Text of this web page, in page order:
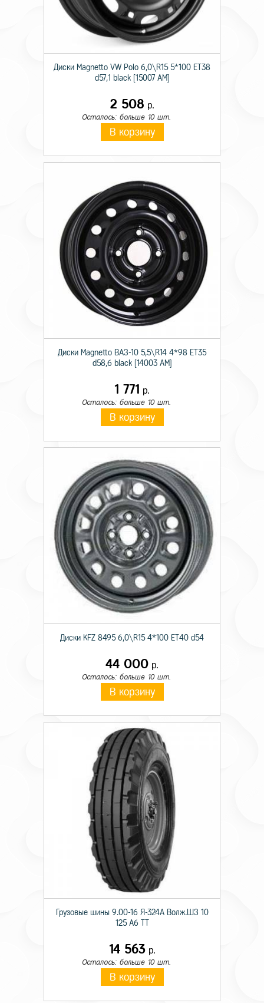
Диски Magnetto VW Polo 6,0\R15 5*100 ET38
d57,1 black [15007 AM]
2 508 р.
Осталось: больше 10 шт.
В корзину
Диски Magnetto ВАЗ-10 5,5\R14 4*98 ET35
d58,6 black [14003 AM]
1 771 р.
Осталось: больше 10 шт.
В корзину
Диски KFZ 8495 6,0\R15 4*100 ET40 d54
44 000 р.
Осталось: больше 10 шт.
В корзину
Грузовые шины 9.00-16 Я-324А Волж.ШЗ 10
125 A6 TT
14 563р.
Осталось: больше 10 шт.
В корзину